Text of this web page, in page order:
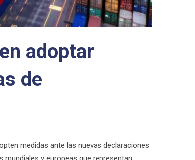
adoptar
de
medidas ante las nuevas declaraciones
mundiales y europeas que representan